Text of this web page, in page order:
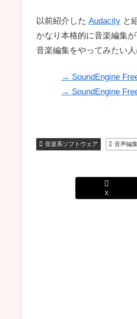
以前紹介した Audacity と
かなり本格的に音楽編集が
音楽編集をやってみたい
→ SoundEngine
→ SoundEngine
音楽系ソフトウェア 音声編
X